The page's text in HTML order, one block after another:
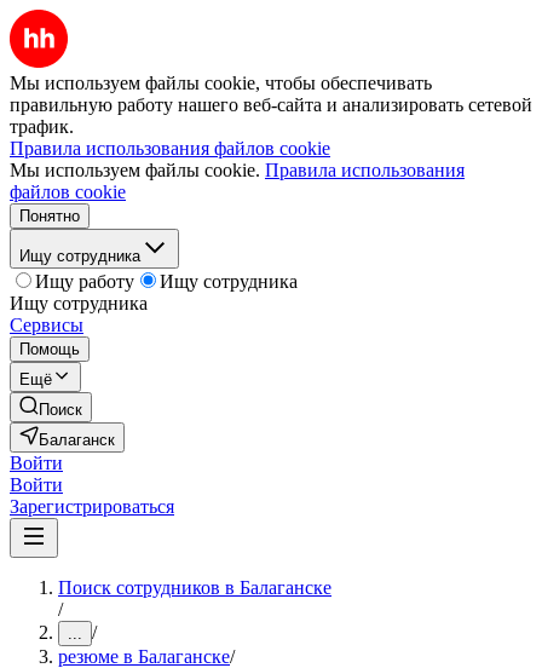
Мы используем файлы cookie, чтобы обеспечивать
правильную работу нашего веб-сайта и анализировать сетевой
трафик.
Правила использования файлов cookie
Мы используем файлы cookie. Правила использования
файлов cookie
Понятно
Ищу сотрудника
Ищу работу
Ищу сотрудника
Ищу сотрудника
Сервисы
Помощь
Ещё
Поиск
Балаганск
Войти
Войти
Зарегистрироваться
Поиск сотрудников в Балаганске
/
... /
резюме в Балаганске/